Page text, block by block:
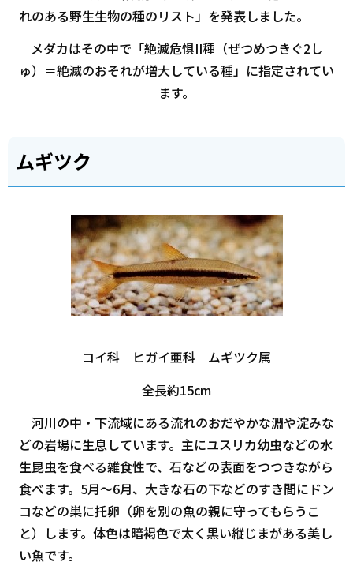
れのある野生生物の種のリスト」を発表しました。
メダカはその中で「絶滅危惧II種（ぜつめつきぐ2し
ゅ）＝絶滅のおそれが増大している種」に指定されてい
ます。
ムギツク
コイ科 ヒガイ亜科 ムギツク属
全長約15cm
河川の中・下流域にある流れのおだやかな淵や淀みな
どの岩場に生息しています。主にユスリカ幼虫などの水
生昆虫を食べる雑食性で、石などの表面をつつきながら
食べます。5月～6月、大きな石の下などのすき間にドン
コなどの巣に托卵（卵を別の魚の親に守ってもらうこ
と）します。体色は暗褐色で太く黒い縦じまがある美し
い魚です。